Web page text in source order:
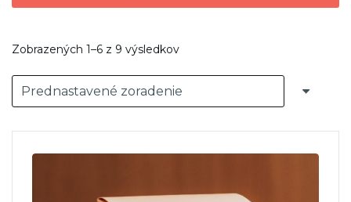
Zobrazených 1–6 z 9 výsledkov